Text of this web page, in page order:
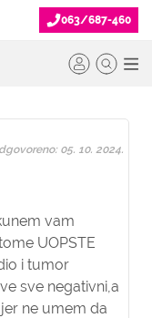
063/687-460
vam
UOPSTE
i tumor
sve negativni,a
ne umem da
05. 10. 2024.